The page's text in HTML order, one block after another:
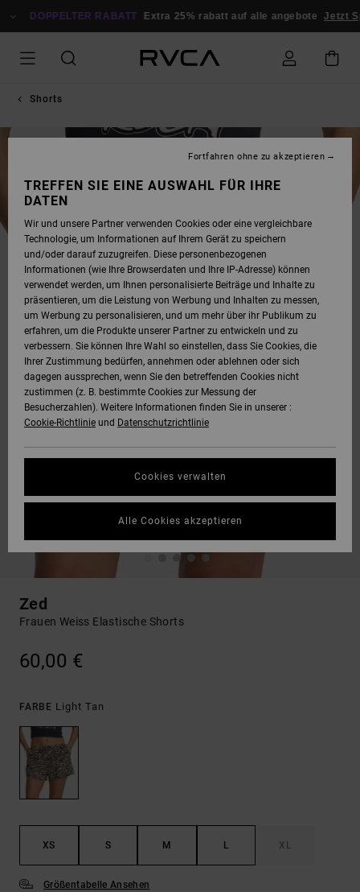
ZUR
DOPPELTER RABATT Extra 25% rabatt auf alle angebote Jetzt
Shorts
Zed
Frauen Weiss Elastische Shorts
60,00 €
FARBE Light Tan
XS S M L XL
Größentabelle Ansehen
TREFFEN SIE EINE AUSWAHL FÜR IHRE
DATEN
Wir und unsere Partner verwenden Cookies oder eine vergleichbare
Technologie, um Informationen auf Ihrem Gerät zu speichern
und/oder darauf zuzugreifen. Diese personenbezogenen
Informationen (wie Ihre Browserdaten und Ihre IP-Adresse) können
verwendet werden, um Ihnen personalisierte Beiträge und Inhalte zu
präsentieren, um die Leistung von Werbung und Inhalten zu messen,
um Werbung zu personalisieren, und um mehr über ihr Publikum zu
erfahren, um die Produkte unserer Partner zu entwickeln und zu
verbessern. Sie können Ihre Wahl so einstellen, dass Sie Cookies, die
Ihrer Zustimmung bedürfen, annehmen oder ablehnen oder sich
dagegen aussprechen, wenn Sie den betreffenden Cookies nicht
zustimmen (z. B. bestimmte Cookies zur Messung der
Besucherzahlen). Weitere Informationen finden Sie in unserer :
Cookie-Richtlinie und Datenschutzrichtlinie
Cookies verwalten
Fortfahren ohne zu akzeptieren
Alle Cookies akzeptieren